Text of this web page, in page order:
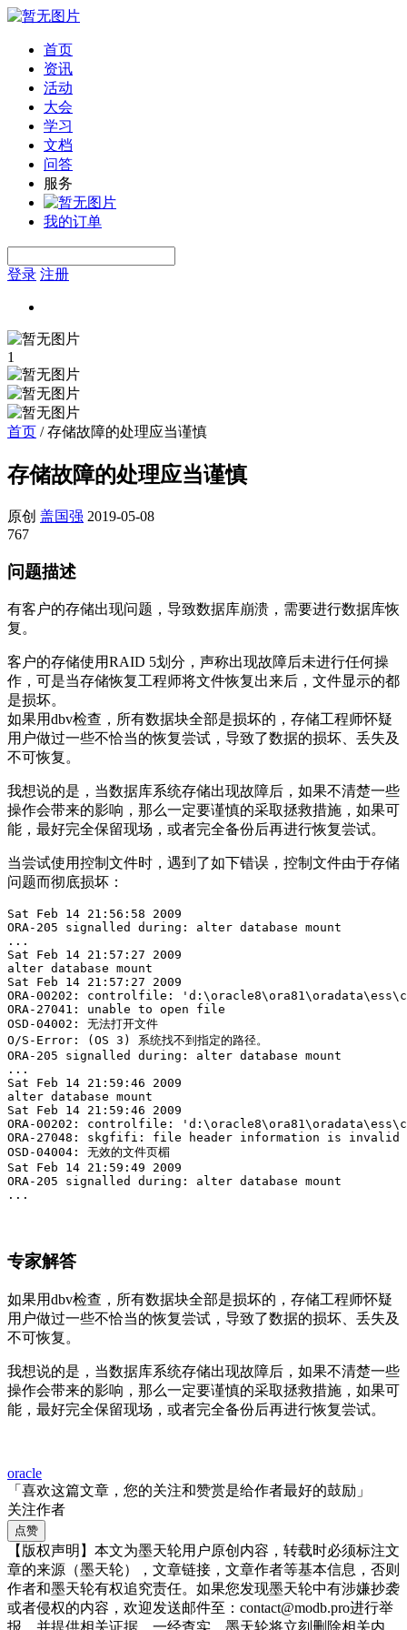
首页
资讯
活动
大会
学习
文档
问答
服务
我的订单
登录 注册
1
首页 /存储故障的处理应当谨慎
存储故障的处理应当谨慎
原创 盖国强 2019-05-08
767
问题描述
有客户的存储出现问题，导致数据库崩溃，需要进行数据库恢
复。
客户的存储使用RAID 5划分，声称出现故障后未进行任何操
作，可是当存储恢复工程师将文件恢复出来后，文件显示的都
是损坏。
如果用dbv检查，所有数据块全部是损坏的，存储工程师怀疑
用户做过一些不恰当的恢复尝试，导致了数据的损坏、丢失及
不可恢复。
我想说的是，当数据库系统存储出现故障后，如果不清楚一些
操作会带来的影响，那么一定要谨慎的采取拯救措施，如果可
能，最好完全保留现场，或者完全备份后再进行恢复尝试。
当尝试使用控制文件时，遇到了如下错误，控制文件由于存储
问题而彻底损坏：
Sat Feb 14 21:56:58 2009
ORA-205 signalled during: alter database mount
...
Sat Feb 14 21:57:27 2009
alter database mount
Sat Feb 14 21:57:27 2009
ORA-00202: controlfile:
ORA-27041: unable to open file
OSD-04002: 无法打开文件
O/S-Error: (OS 3) 系统找不到指定的路径。
ORA-205 signalled during: alter database mount
...
Sat Feb 14 21:59:46 2009
alter database mount
Sat Feb 14 21:59:46 2009
ORA-00202: controlfile:
ORA-27048: skgfifi: file header information is invalid
OSD-04004: 无效的文件页楣
Sat Feb 14 21:59:49 2009
ORA-205 signalled during: alter database mount
...
专家解答
如果用dbv检查，所有数据块全部是损坏的，存储工程师怀疑
用户做过一些不恰当的恢复尝试，导致了数据的损坏、丢失及
不可恢复。
我想说的是，当数据库系统存储出现故障后，如果不清楚一些
操作会带来的影响，那么一定要谨慎的采取拯救措施，如果可
能，最好完全保留现场，或者完全备份后再进行恢复尝试。
oracle
「喜欢这篇文章，您的关注和赞赏是给作者最好的鼓励」
关注作者
点赞
【版权声明】本文为墨天轮用户原创内容，转载时必须标注文
章的来源（墨天轮），文章链接，文章作者等基本信息，否则
作者和墨天轮有权追究责任。如果您发现墨天轮中有涉嫌抄袭
或者侵权的内容，欢迎发送邮件至：contact@modb.pro进行举
报，并提供相关证据，一经查实，墨天轮将立刻删除相关内